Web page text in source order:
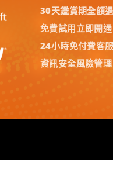
30天鑑賞期全額
免費試用立即開通
24小時免付費客服
資訊安全風險管理